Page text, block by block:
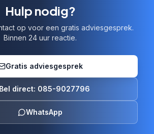
Hulp nodig?
op voor een gratis adviesgesprek.
Binnen 24 uur reactie.
Gratis adviesgesprek
direct: 085-9027796
WhatsApp